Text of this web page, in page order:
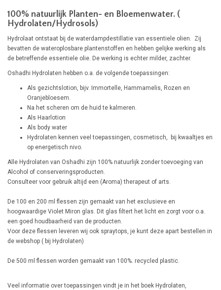
100% natuurlijk Planten- en Bloemenwater. (
Hydrolaten/Hydrosols)
Hydrolaat ontstaat bij de waterdampdestillatie van essentiele olien. Zij
bevatten de wateroplosbare plantenstoffen en hebben gelijke werking als
de betreffende essentiele olie. De werking is echter milder, zachter.
Oshadhi Hydrolaten hebben o.a. de volgende toepassingen:
Als gezichtslotion, bijv. Immortelle, Hammamelis, Rozen en
Oranjebloesem.
Na het scheren om de huid te kalmeren.
Als Haarlotion
Als body water
Hydrolaten kennen veel toepassingen, cosmetisch, bij kwaaltjes en
op energetisch nivo.
Alle Hydrolaten van Oshadhi zijn 100% natuurlijk zonder toevoeging van
Alcohol of conserveringsproducten.
Consulteer voor gebruik altijd een (Aroma) therapeut of arts.
De 100 en 200 ml flessen zijn gemaakt van het exclusieve en
hoogwaardige Violet Miron glas. Dit glas filtert het licht en zorgt voor o.a.
een goed houdbaarheid van de producten.
Voor deze flessen leveren wij ook spraytops, je kunt deze apart bestellen in
de webshop ( bij Hydrolaten)
De 500 ml flessen worden gemaakt van 100%. recycled plastic.
Veel informatie over toepassingen vindt je in het boek Hydrolaten,